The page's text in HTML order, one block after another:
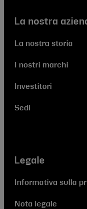
La nostra
La nostra storia
I nostri marchi
Investitori
Sedi
Legale
Informativa sulla
Nota legale